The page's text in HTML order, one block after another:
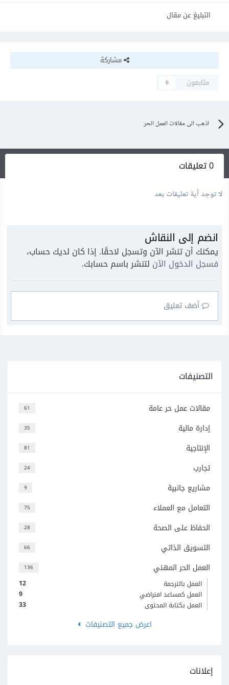
التبليغ عن مقال
مشاركة
متابعون
0
اذهب الى مقالات العمل الحر
0 تعليقات
لا توجد أية تعليقات بعد
انضم إلى النقاش
يمكنك أن تنشر الآن وتسجل لاحقًا. إذا كان لديك حساب،
فسجل الدخول الآن لتنشر باسم حسابك.
أضف تعليق
التصنيفات
61 مقالات عمل حر عامة
35 إدارة مالية
81 الإنتاجية
24 تجارب
9 مشاريع جانبية
75 التعامل مع العملاء
28 الحفاظ على الصحة
66 التسويق الذاتي
136 العمل الحر المهني
12
العمل بالترجمة
9
العمل كمساعد افتراضي
33
العمل بكتابة المحتوى
اعرض جميع التصنيفات
إعلانات